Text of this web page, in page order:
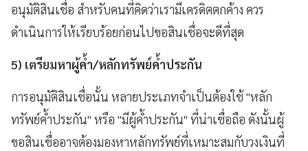
อนุมัติสินเชื่อ สำหรับคนที่คิดว่าเรามีเครดิตตกค้าง ควร
ดำเนินการให้เรียบร้อยก่อนไปขอสินเชื่อจะดีที่สุด
5) เตรียมหาผู้ค้ำ/หลักทรัพย์ค้ำประกัน
การอนุมัติสินเชื่อนั้น หลายประเภทจำเป็นต้องใช้ "หลัก
ทรัพย์ค้ำประกัน" หรือ "มีผู้ค้ำประกัน" ที่น่าเชื่อถือ ดังนั้นผู้
ขอสินเชื่ออาจต้องมองหาหลักทรัพย์ที่เหมาะสมกับวงเงินที่